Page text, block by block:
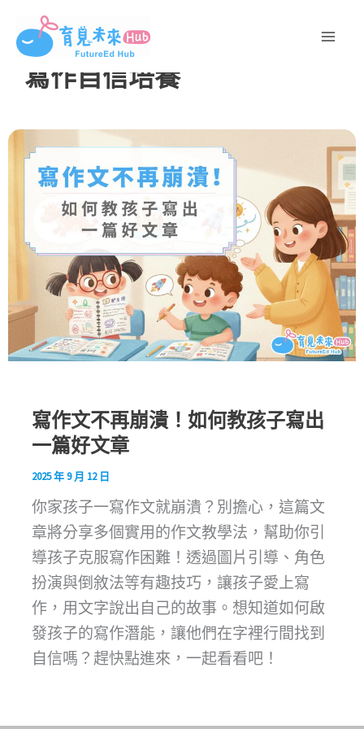
容
寫作自信培養
寫作文不再崩潰！如何教孩子寫出
一篇好文章
2025 年 9 月 12 日
你家孩子一寫作文就崩潰？別擔心，這篇文
章將分享多個實用的作文教學法，幫助你引
導孩子克服寫作困難！透過圖片引導、角色
扮演與倒敘法等有趣技巧，讓孩子愛上寫
作，用文字說出自己的故事。想知道如何啟
發孩子的寫作潛能，讓他們在字裡行間找到
自信嗎？趕快點進來，一起看看吧！